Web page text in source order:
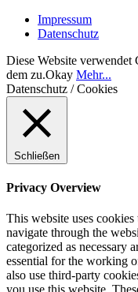
Impressum
Datenschutz
Diese Website
dem zu.Okay Mehr...
Datenschutz / Cookies
Schließen
Privacy Overview
This website uses
navigate through the
categorized as necessary
essential for the working
also use third-party